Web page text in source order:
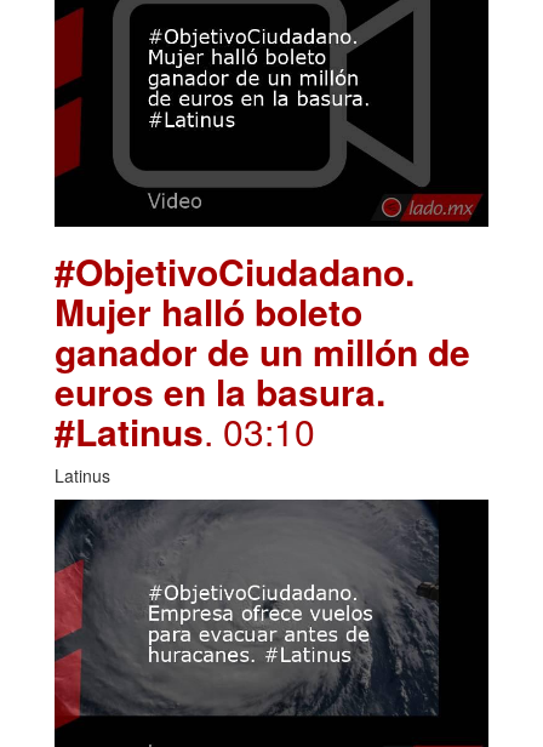
#ObjetivoCiudadano.
Mujer halló boleto
ganador de un millón de
euros en la basura.
#Latinus. 03:10
Latinus